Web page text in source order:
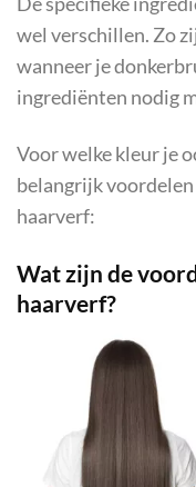
wel verschillen. Zo
wanneer je
ingrediënten nodig
Voor welke kleur je
belangrijk
haarverf:
Wat zijn de
haarverf?